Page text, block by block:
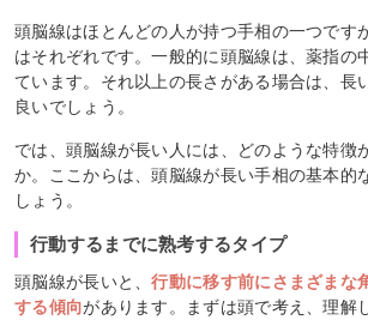
頭脳線はほとんどの人が持つ手相の一つです
はそれぞれです。一般的に頭脳線は、薬指の
ています。それ以上の長さがある場合は、長
良いでしょう。
では、頭脳線が長い人には、どのような特徴
か。ここからは、頭脳線が長い手相の基本的
しょう。
行動するまでに熟考するタイプ
頭脳線が長いと、行動に移す前にさまざまな
する傾向があります。まずは頭で考え、理解